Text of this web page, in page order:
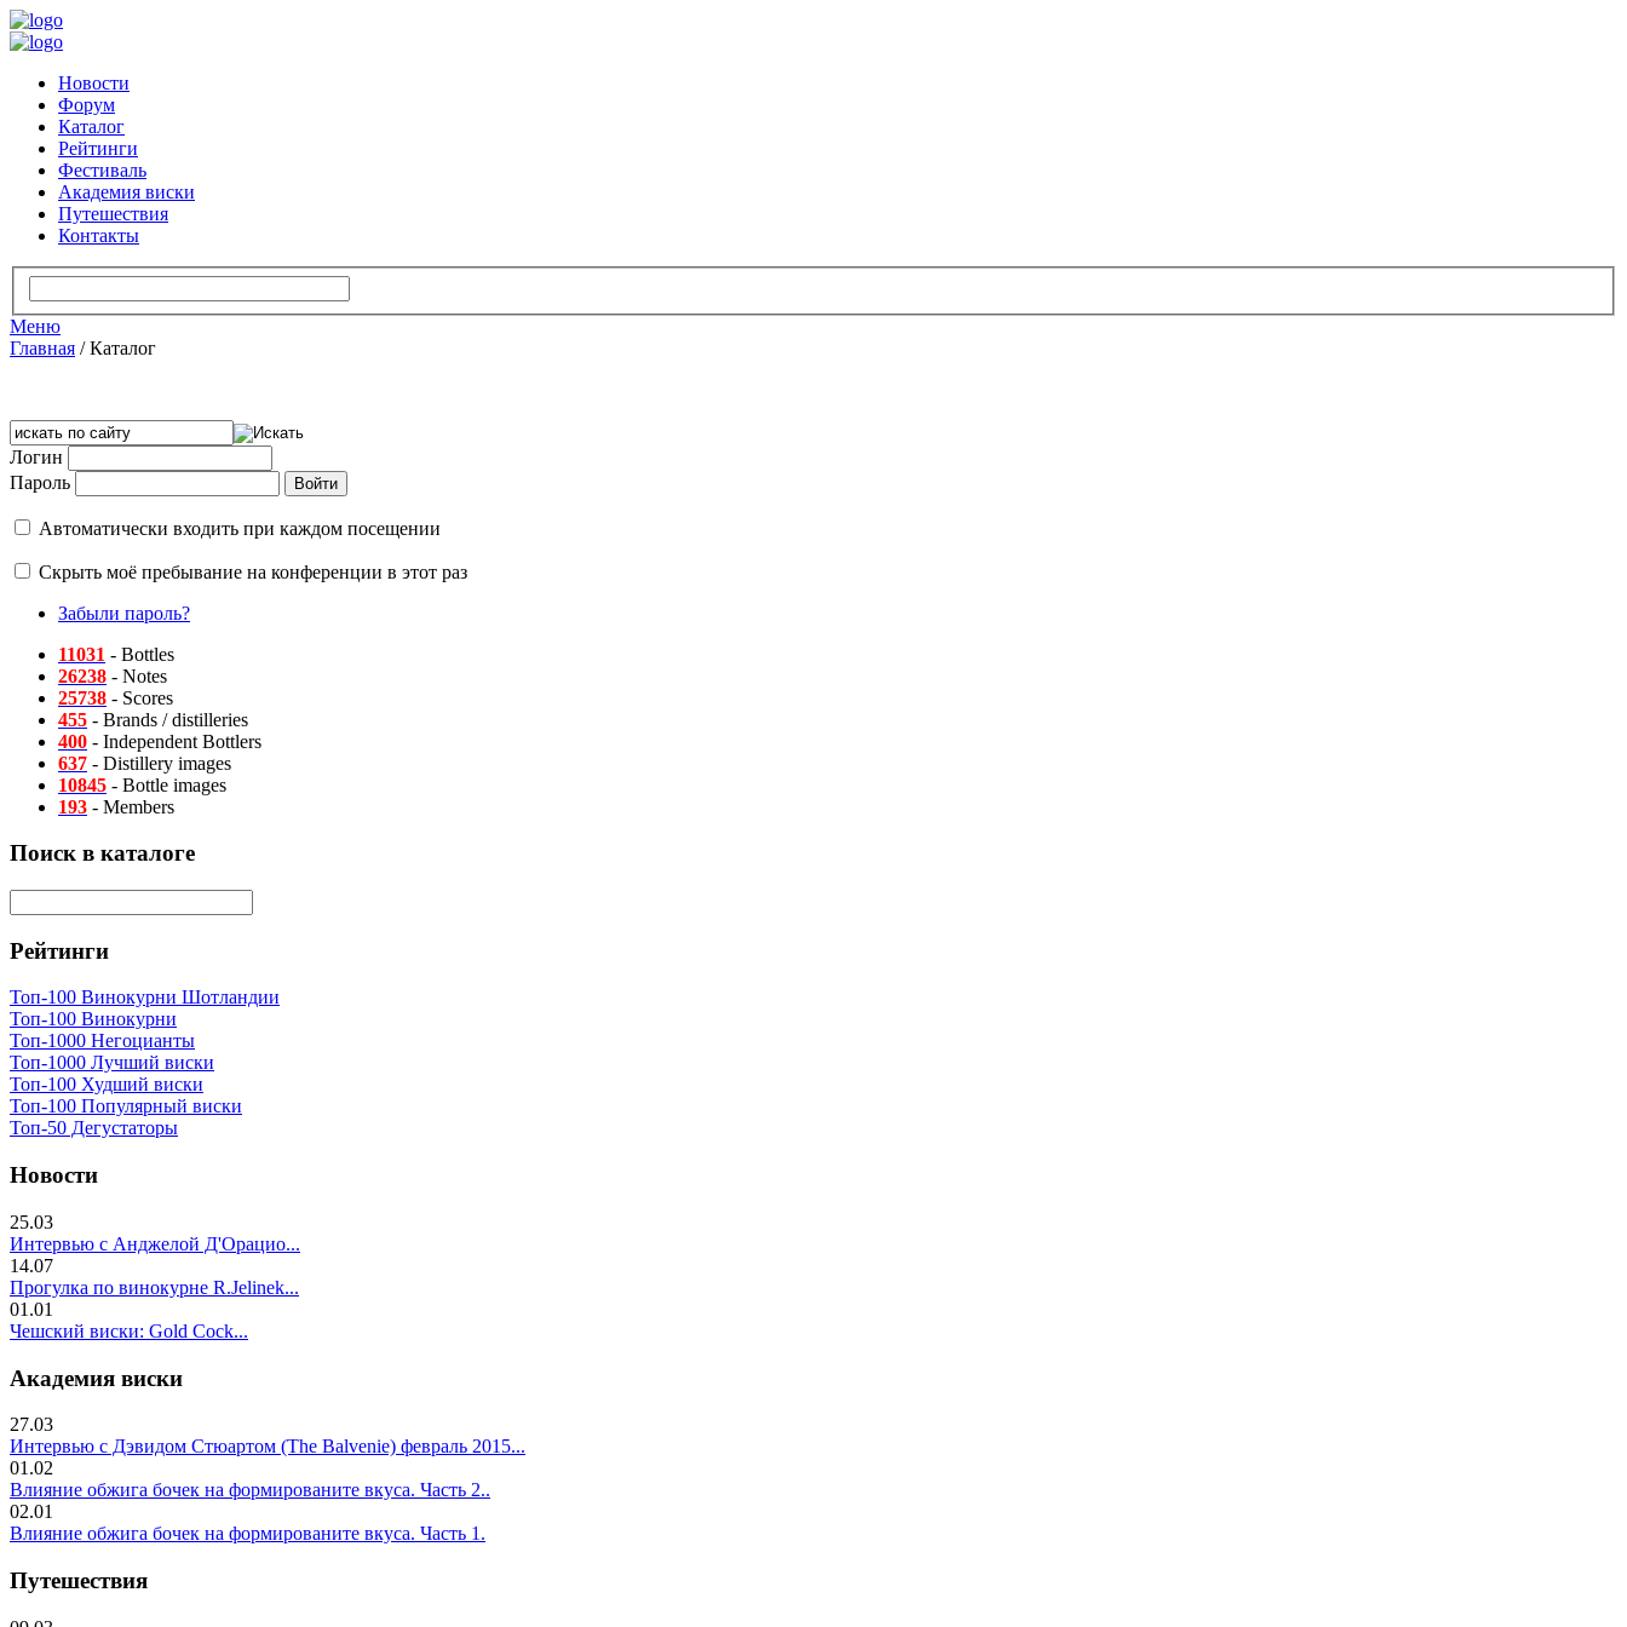
Новости
Форум
Каталог
Рейтинги
Фестиваль
Академия виски
Путешествия
Контакты
Меню
Главная /Каталог
Логин
Пароль
Автоматически входить при каждом посещении
Скрыть моё пребывание на конференции в этот раз
Забыли пароль?
11031 - Bottles
26238 - Notes
25738 - Scores
455 - Brands / distilleries
400 - Independent Bottlers
637 - Distillery images
10845 - Bottle images
193 - Members
Поиск в каталоге
Рейтинги
Топ-100 Винокурни Шотландии
Топ-100 Винокурни
Топ-1000 Негоцианты
Топ-1000 Лучший виски
Топ-100 Худший виски
Топ-100 Популярный виски
Топ-50 Дегустаторы
Новости
25.03
Интервью с Анджелой Д'Орацио...
14.07
Прогулка по винокурне R.Jelinek...
01.01
Чешский виски: Gold Cock...
Академия виски
27.03
Интервью с Дэвидом Стюартом (The Balvenie) февраль 2015...
01.02
Влияние обжига бочек на формированите вкуса. Часть 2..
02.01
Влияние обжига бочек на формированите вкуса. Часть 1.
Путешествия